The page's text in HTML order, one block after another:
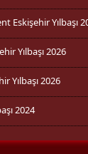
Eskişehir Yılbaşı
Yılbaşı 2026
Yılbaşı 2026
2024